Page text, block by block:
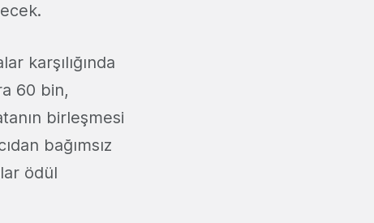
karşılığında
60 bin,
birleşmesi
bağımsız
ödül